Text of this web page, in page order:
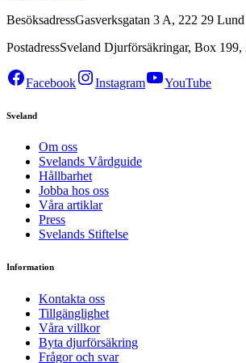
BesöksadressGasverksgatan 3 A, 222 29 Lund
PostadressSveland Djurförsäkringar, Box 199,
Facebook Instagram YouTube
Sveland
Om oss
Svelands Vårdguide
Hållbarhet
Jobba hos oss
Våra artiklar
Press
Svelands Stiftelse
Information
Kontakta oss
Tillgänglighet
Våra villkor
Byta djurförsäkring
Frågor och svar